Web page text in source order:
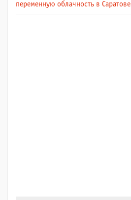
переменную облачность в Саратове